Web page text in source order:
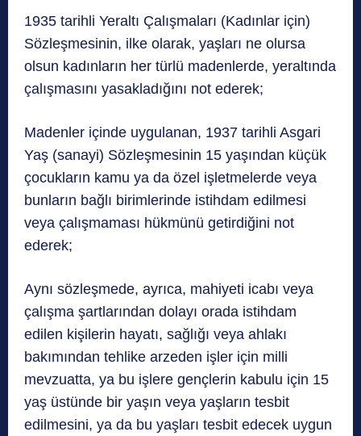
1935 tarihli Yeraltı Çalışmaları (Kadınlar için)
Sözleşmesinin, ilke olarak, yaşları ne olursa
olsun kadınların her türlü madenlerde, yeraltında
çalışmasını yasakladığını not ederek;
Madenler içinde uygulanan, 1937 tarihli Asgari
Yaş (sanayi) Sözleşmesinin 15 yaşından küçük
çocukların kamu ya da özel işletmelerde veya
bunların bağlı birimlerinde istihdam edilmesi
veya çalışmaması hükmünü getirdiğini not
ederek;
Aynı sözleşmede, ayrıca, mahiyeti icabı veya
çalışma şartlarından dolayı orada istihdam
edilen kişilerin hayatı, sağlığı veya ahlakı
bakımından tehlike arzeden işler için milli
mevzuatta, ya bu işlere gençlerin kabulu için 15
yaş üstünde bir yaşın veya yaşların tesbit
edilmesini, ya da bu yaşları tesbit edecek uygun